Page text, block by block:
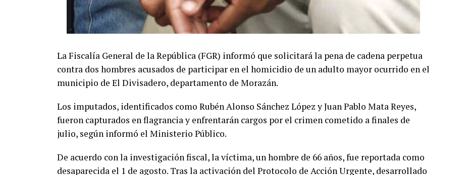
La Fiscalía General de la República (FGR) informó que solicitará la pena de cadena perpetua
contra dos hombres acusados de participar en el homicidio de un adulto mayor ocurrido en el
municipio de El Divisadero, departamento de Morazán.
Los imputados, identificados como Rubén Alonso Sánchez López y Juan Pablo Mata Reyes,
fueron capturados en flagrancia y enfrentarán cargos por el crimen cometido a finales de
julio, según informó el Ministerio Público.
De acuerdo con la investigación fiscal, la víctima, un hombre de 66 años, fue reportada como
desaparecida el 1 de agosto. Tras la activación del Protocolo de Acción Urgente, desarrollado